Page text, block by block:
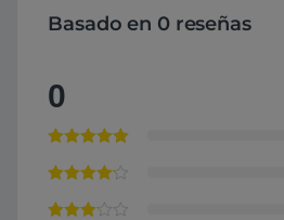
Basado en 0 reseñas
0